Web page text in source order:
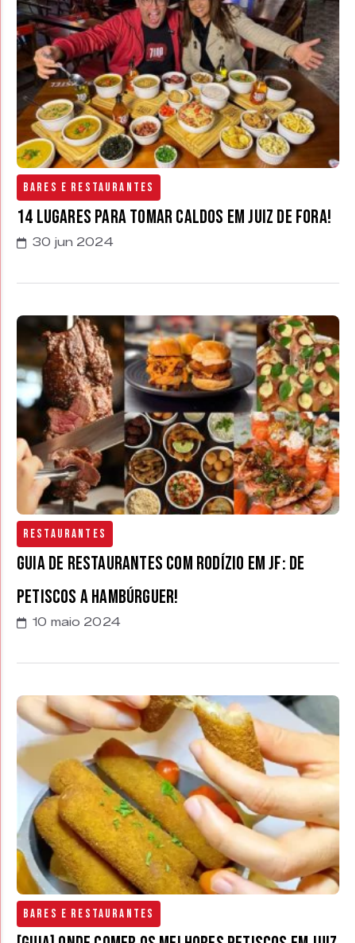
Bares e Restaurantes
14 Lugares para tomar caldos em Juiz de Fora!
30 jun 2024
Restaurantes
Guia de restaurantes com rodízio em JF: de
petiscos a hambúrguer!
10 maio 2024
Bares e Restaurantes